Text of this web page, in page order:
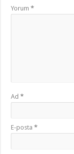
Yorum*
Ad*
E-posta*